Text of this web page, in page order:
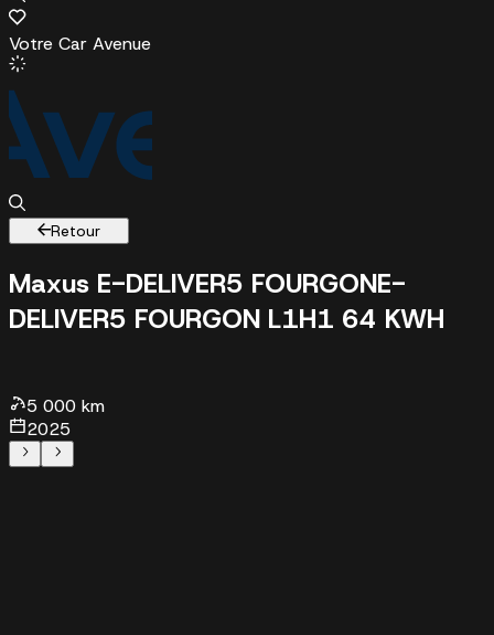
Votre Car Avenue
Retour
Maxus E-DELIVER5 FOURGONE-
DELIVER5 FOURGON L1H1 64 KWH
5 000 km
2025